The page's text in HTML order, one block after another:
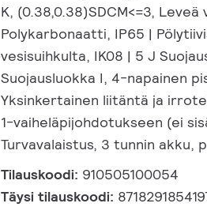
K, (0.38,0.38)SDCM<=3,
Polykarbonaatti, IP65 |
vesisuihkulta, IK08 | 5 J
Suojausluokka I, 4-napainen
Yksinkertainen liitäntä ja
1-vaiheläpijohdotukseen (ei
Turvavalaistus, 3 tunnin akku,
Tilauskoodi: 910505100054
Täysi tilauskoodi: